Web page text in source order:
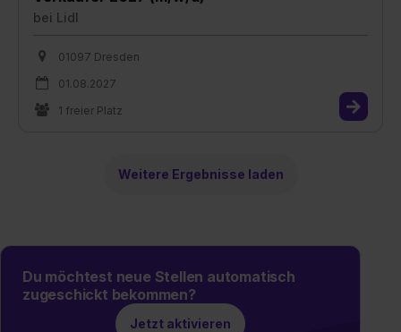
bei Lidl
01097 Dresden
01.08.2027
1 freier Platz
Weitere Ergebnisse laden
Du möchtest neue Stellen automatisch
zugeschickt bekommen?
Jetzt aktivieren